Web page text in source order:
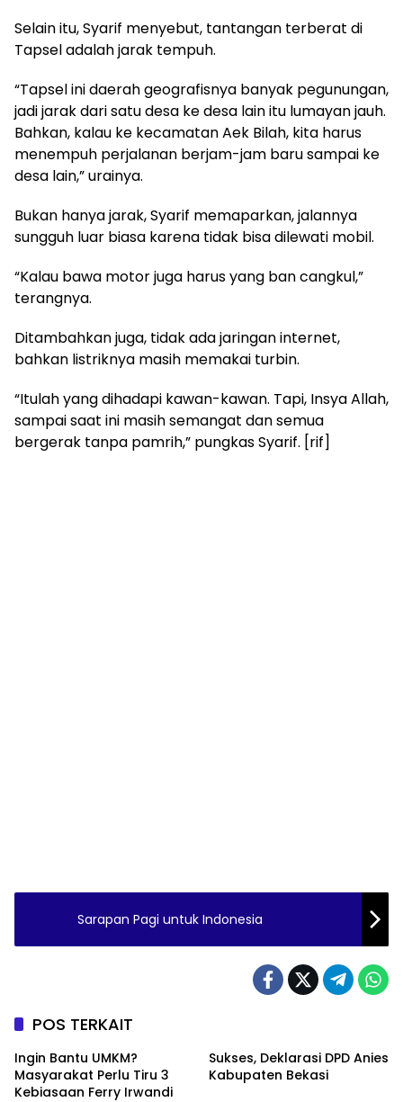
Selain itu, Syarif menyebut, tantangan terberat di
Tapsel adalah jarak tempuh.
“Tapsel ini daerah geografisnya banyak pegunungan,
jadi jarak dari satu desa ke desa lain itu lumayan jauh.
Bahkan, kalau ke kecamatan Aek Bilah, kita harus
menempuh perjalanan berjam-jam baru sampai ke
desa lain,” urainya.
Bukan hanya jarak, Syarif memaparkan, jalannya
sungguh luar biasa karena tidak bisa dilewati mobil.
“Kalau bawa motor juga harus yang ban cangkul,”
terangnya.
Ditambahkan juga, tidak ada jaringan internet,
bahkan listriknya masih memakai turbin.
“Itulah yang dihadapi kawan-kawan. Tapi, Insya Allah,
sampai saat ini masih semangat dan semua
bergerak tanpa pamrih,” pungkas Syarif. [rif]
Sarapan Pagi untuk Indonesia
POS TERKAIT
Ingin Bantu UMKM?
Masyarakat Perlu Tiru 3
Kebiasaan Ferry Irwandi
Sukses, Deklarasi DPD Anies
Kabupaten Bekasi